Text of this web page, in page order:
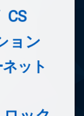
CS
ョン
ット